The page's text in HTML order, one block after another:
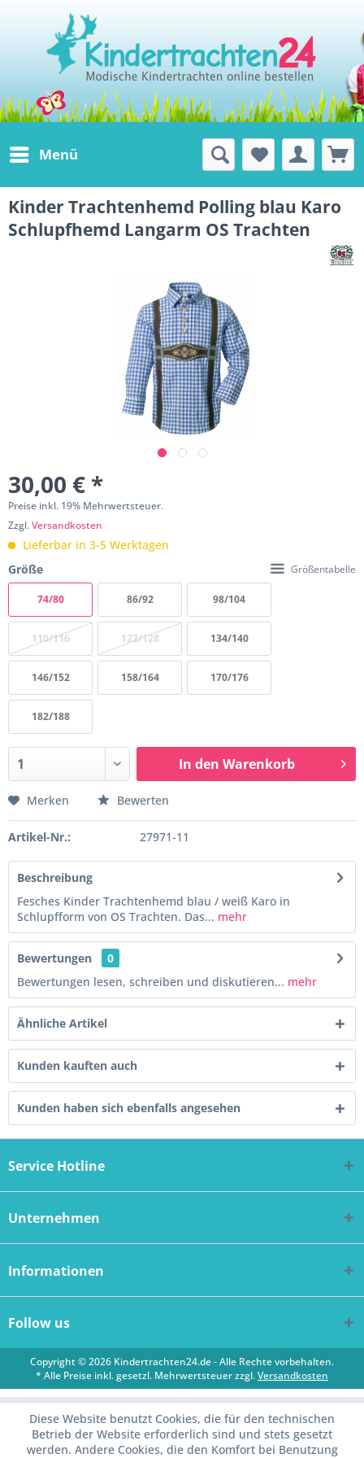
Menü
Kinder Trachtenhemd Polling blau Karo
Schlupfhemd Langarm OS Trachten
30,00 € *
Preise inkl. 19% Mehrwertsteuer.
Zzgl.Versandkosten
Lieferbar in 3-5 Werktagen
Größe
Größentabelle
74/80 86/92 98/104
110/116 122/128 134/140
146/152 158/164 170/176
182/188
In den Warenkorb
Merken Bewerten
Artikel-Nr.: 27971-11
Beschreibung
Fesches Kinder Trachtenhemd blau / weiß Karo in
Schlupfform von OS Trachten. Das... mehr
Bewertungen
0
Bewertungen lesen, schreiben und diskutieren... mehr
Ähnliche Artikel
Kunden kauften auch
Kunden haben sich ebenfalls angesehen
Service Hotline
Unternehmen
Informationen
Follow us
Copyright © 2026 Kindertrachten24.de - Alle Rechte vorbehalten.
* Alle Preise inkl. gesetzl. Mehrwertsteuer zzgl.Versandkosten
Diese Website benutzt Cookies, die für den technischen
Betrieb der Website erforderlich sind und stets gesetzt
werden. Andere Cookies, die den Komfort bei Benutzung